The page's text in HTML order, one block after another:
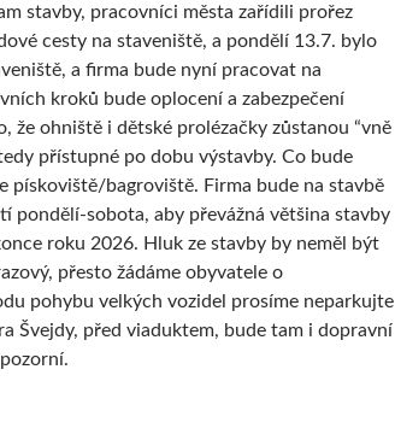
stavby, pracovníci města zařídili prořez
cesty na staveniště, a pondělí 13.7. bylo
a firma bude nyní pracovat na
kroků bude oplocení a zabezpečení
že ohniště i dětské prolézačky zůstanou “vně
přístupné po dobu výstavby. Co bude
pískoviště/bagroviště. Firma bude na stavbě
pondělí-sobota, aby převážná většina stavby
roku 2026. Hluk ze stavby by neměl být
přesto žádáme obyvatele o
pohybu velkých vozidel prosíme neparkujte
Švejdy, před viaduktem, bude tam i dopravní